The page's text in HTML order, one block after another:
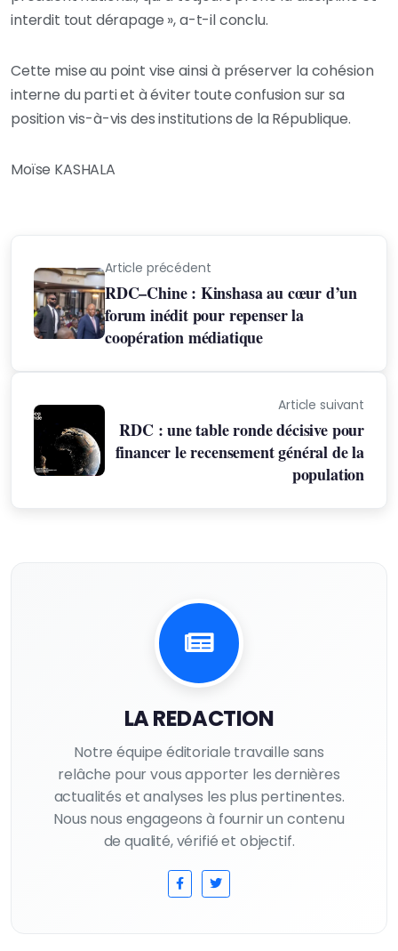
interdit tout dérapage », a-t-il conclu.
Cette mise au point vise ainsi à préserver la cohésion
interne du parti et à éviter toute confusion sur sa
position vis-à-vis des institutions de la République.
Moïse KASHALA
Article précédent
RDC–Chine : Kinshasa au cœur d’un
forum inédit pour repenser la
coopération médiatique
Article suivant
RDC : une table ronde décisive pour
financer le recensement général de la
population
LA REDACTION
Notre équipe éditoriale travaille sans
relâche pour vous apporter les dernières
actualités et analyses les plus pertinentes.
Nous nous engageons à fournir un contenu
de qualité, vérifié et objectif.